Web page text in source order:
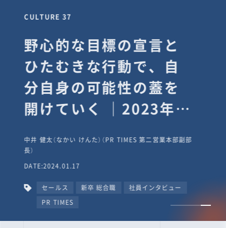
CULTURE 37
野心的な目標の宣言と
ひたむきな行動で、自
分自身の可能性の蓋を
開けていく ｜2023年度
タビュー #PR
TIMESな人たち
中井 健太（なかい けんた）（PR TIMES 第二営業本部副部
長）
DATE:2024.01.17
セールス 新卒 総合職
社員インタビュー
PR TIMES